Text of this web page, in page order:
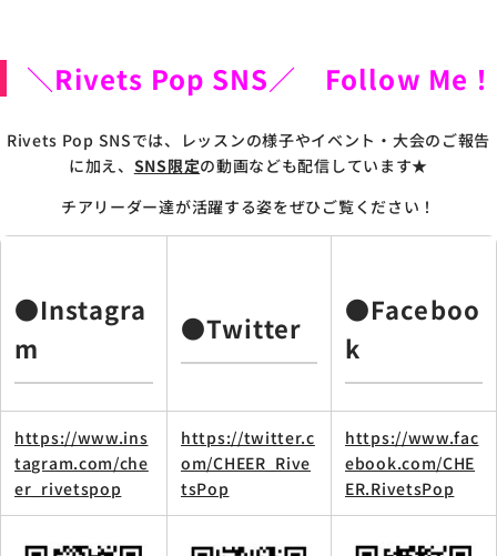
＼Rivets Pop SNS／ Follow Me！
Rivets Pop SNSでは、レッスンの様子やイベント・大会のご報告
に加え、 SNS限定の動画なども配信しています★
チアリーダー達が活躍する姿をぜひご覧ください！
●Instagra
m
●Twitter
●Faceboo
k
https://www.ins
tagram.com/che
er_rivetspop
https://twitter.c
om/CHEER_Rive
tsPop
https://www.fac
ebook.com/CHE
ER.RivetsPop